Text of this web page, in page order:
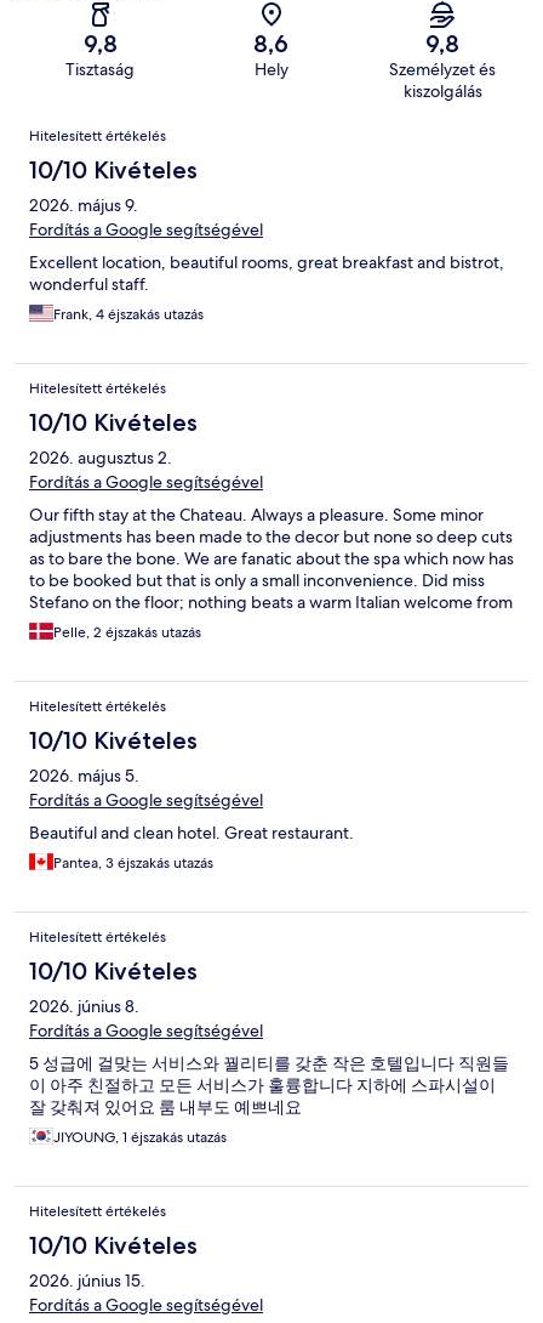
9,8
Tisztaság
8,6
Hely
9,8
Személyzet és
kiszolgálás
Értékelések
Hitelesített értékelés
10/10 Kivételes
2026. május 9.
Fordítás a Google segítségével
Excellent location, beautiful rooms, great breakfast and bistrot,
wonderful staff.
Frank, 4 éjszakás utazás
Hitelesített értékelés
10/10 Kivételes
2026. augusztus 2.
Fordítás a Google segítségével
Our fifth stay at the Chateau. Always a pleasure. Some minor
adjustments has been made to the decor but none so deep cuts
as to bare the bone. We are fanatic about the spa which now has
to be booked but that is only a small inconvenience. Did miss
Stefano on the floor; nothing beats a warm Italian welcome from
him.Pelle, 2 éjszakás utazás
Hitelesített értékelés
10/10 Kivételes
2026. május 5.
Fordítás a Google segítségével
Beautiful and clean hotel. Great restaurant.
Pantea, 3 éjszakás utazás
Hitelesített értékelés
10/10 Kivételes
2026. június 8.
Fordítás a Google segítségével
5 성급에 걸맞는 서비스와 꿜리티를 갖춘 작은 호텔입니다 직원들
이 아주 친절하고 모든 서비스가 훌륭합니다 지하에 스파시설이
잘 갖춰져 있어요 룸 내부도 예쁘네요
JIYOUNG, 1 éjszakás utazás
Hitelesített értékelés
10/10 Kivételes
2026. június 15.
Fordítás a Google segítségével